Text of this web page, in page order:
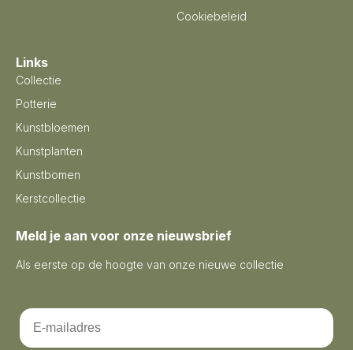
Cookiebeleid
Links
Collectie
Potterie
Kunstbloemen
Kunstplanten
Kunstbomen
Kerstcollectie
Meld je aan voor onze nieuwsbrief
Als eerste op de hoogte van onze nieuwe collectie
Email